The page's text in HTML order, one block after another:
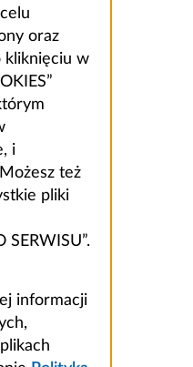
oraz
kliknięciu w
i
też
pliki
SERWISU”.
informacji